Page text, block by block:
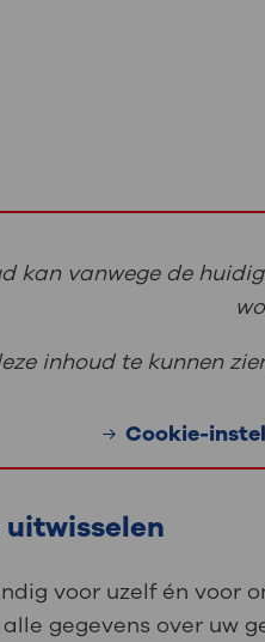
kan vanwege de
inhoud te kunnen
Cookie-
voor uzelf én voor
alle gegevens over uw